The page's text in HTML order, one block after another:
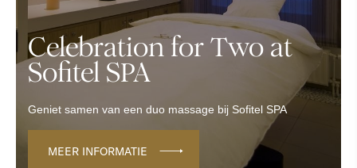
Celebration for Two at
Sofitel SPA
Geniet samen van een duo massage bij Sofitel SPA
MEER INFORMATIE